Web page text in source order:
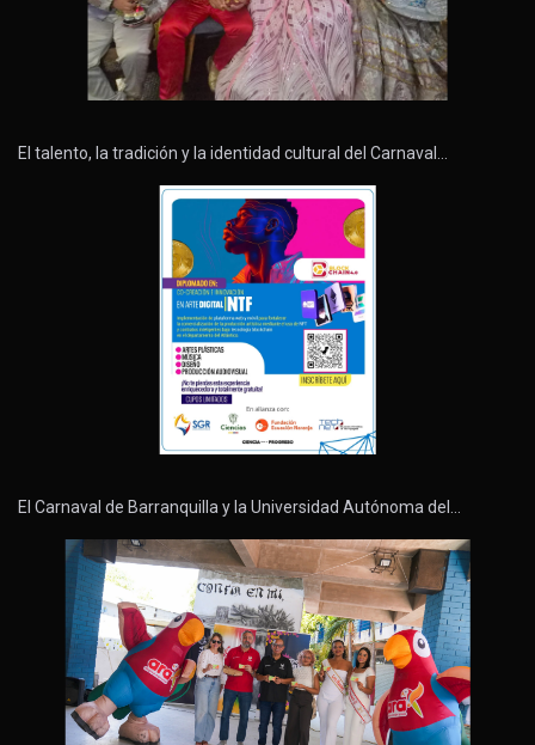
El talento, la tradición y la identidad cultural del Carnaval…
El Carnaval de Barranquilla y la Universidad Autónoma del…